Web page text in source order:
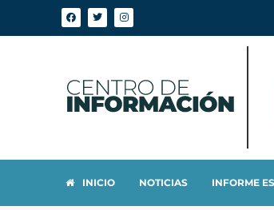
INICIO NOTICIAS INFORME